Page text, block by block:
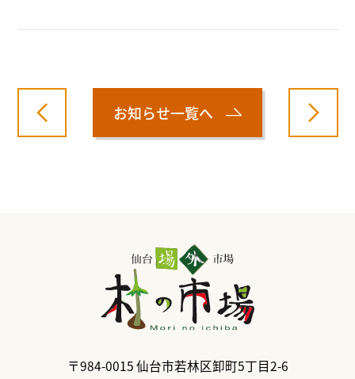
お知らせ一覧へ
〒984-0015仙台市若林区卸町5丁目2-6